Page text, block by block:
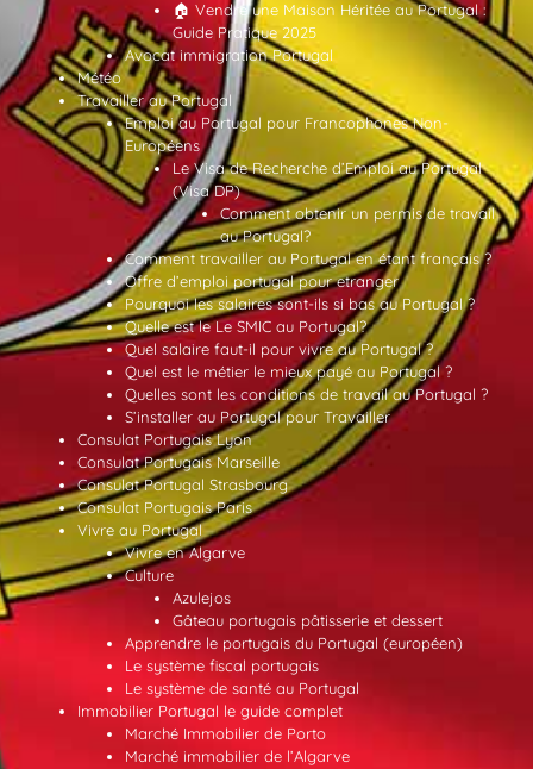
🏠 Vendre une Maison Héritée au Portugal :
Guide Pratique 2025
Avocat immigration Portugal
Météo
Travailler au Portugal
Emploi au Portugal pour Francophones Non-
Européens
Le Visa de Recherche d’Emploi au Portugal
(Visa DP)
Comment obtenir un permis de travail
au Portugal?
Comment travailler au Portugal en étant français ?
Offre d’emploi portugal pour etranger
Pourquoi les salaires sont-ils si bas au Portugal ?
Quelle est le Le SMIC au Portugal?
Quel salaire faut-il pour vivre au Portugal ?
Quel est le métier le mieux payé au Portugal ?
Quelles sont les conditions de travail au Portugal ?
S’installer au Portugal pour Travailler
Consulat Portugais Lyon
Consulat Portugais Marseille
Consulat Portugal Strasbourg
Consulat Portugais Paris
Vivre au Portugal
Vivre en Algarve
Culture
Azulejos
Gâteau portugais pâtisserie et dessert
Apprendre le portugais du Portugal (européen)
Le système fiscal portugais
Le système de santé au Portugal
Immobilier Portugal le guide complet
Marché Immobilier de Porto
Marché immobilier de l’Algarve